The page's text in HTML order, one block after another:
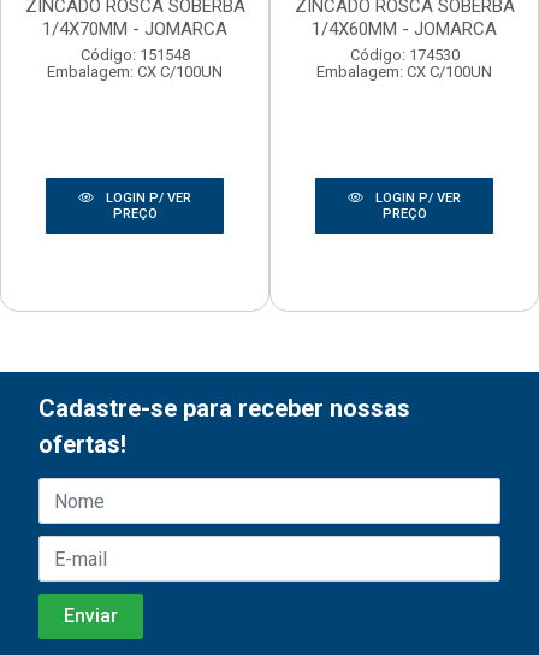
ZINCADO ROSCA SOBERBA
1/4X70MM - JOMARCA
Código: 151548
Embalagem: CX C/100UN
LOGIN P/ VER
PREÇO
ZINCADO ROSCA SOBERBA
1/4X60MM - JOMARCA
Código: 174530
Embalagem: CX C/100UN
LOGIN P/ VER
PREÇO
Cadastre-se para receber nossas
ofertas!